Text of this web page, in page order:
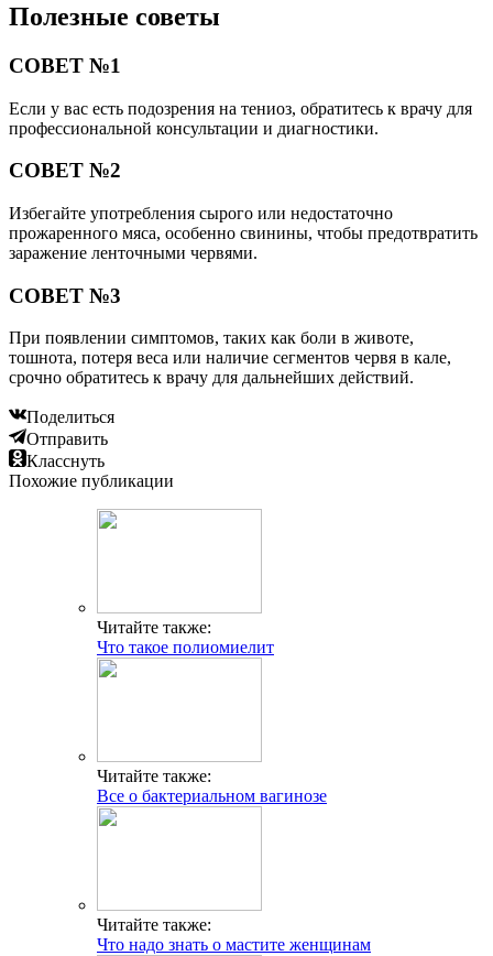
Полезные советы
СОВЕТ №1
Если у вас есть подозрения на тениоз, обратитесь к врачу для
профессиональной консультации и диагностики.
СОВЕТ №2
Избегайте употребления сырого или недостаточно
прожаренного мяса, особенно свинины, чтобы предотвратить
заражение ленточными червями.
СОВЕТ №3
При появлении симптомов, таких как боли в животе,
тошнота, потеря веса или наличие сегментов червя в кале,
срочно обратитесь к врачу для дальнейших действий.
Поделиться
Отправить
Класснуть
Похожие публикации
Читайте также:
Что такое полиомиелит
Читайте также:
Все о бактериальном вагинозе
Читайте также:
Что надо знать о мастите женщинам